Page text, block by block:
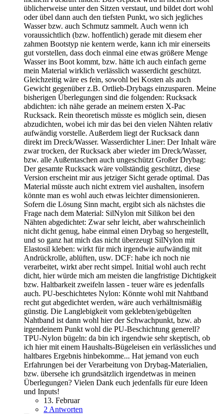
üblicherweise unter den Sitzen verstaut, und bildet dort wohl
oder übel dann auch den tiefsten Punkt, wo sich jegliches
Wasser bzw. auch Schmutz sammelt. Auch wenn ich
voraussichtlich (bzw. hoffentlich) gerade mit diesem eher
zahmen Bootstyp nie kentern werde, kann ich mir einerseits
gut vorstellen, dass doch einmal eine etwas größere Menge
Wasser ins Boot kommt, bzw. hätte ich auch einfach gerne
mein Material wirklich verlässlich wasserdicht geschützt.
Gleichzeitig wäre es fein, sowohl bei Kosten als auch
Gewicht gegenüber z.B. Ortlieb-Drybags einzusparen. Meine
bisherigen Überlegungen sind die folgenden: Rucksack
abdichten: ich nähe gerade an meinem ersten X-Pac
Rucksack. Rein theoretisch müsste es möglich sein, diesen
abzudichten, wobei ich mir das bei den vielen Nähten relativ
aufwändig vorstelle. Außerdem liegt der Rucksack dann
direkt im Dreck/Wasser. Wasserdichter Liner: Der Inhalt wäre
zwar trocken, der Rucksack aber wieder im Dreck/Wasser,
bzw. alle Außentaschen auch ungeschützt Großer Drybag:
Der gesamte Rucksack wäre vollständig geschützt, diese
Version erscheint mir aus jetziger Sicht gerade optimal. Das
Material müsste auch nicht extrem viel aushalten, insofern
könnte man es wohl auch etwas leichter dimensionieren.
Sofern die Lösung Sinn macht, ergibt sich als nächstes die
Frage nach dem Material: SilNylon mit Silikon bei den
Nähten abgedichtet: Zwar sehr leicht, aber wahrscheinlich
nicht dicht genug, habe einmal einen Drybag so hergestellt,
und so ganz hat mich das nicht überzeugt SilNylon mit
Elastosil kleben: wirkt für mich irgendwie aufwändig mit
Andrückrolle, ablüften, usw. DCF: habe ich noch nie
verarbeitet, wirkt aber recht simpel. Initial wohl auch recht
dicht, hier würde mich am meisten die langfristige Dichtigkeit
bzw. Haltbarkeit zweifeln lassen - teuer wäre es jedenfalls
auch. PU-beschichtetes Nylon: Könnte wohl mit Nahtband
recht gut abgedichtet werden, wäre auch verhältnismäßig
günstig. Die Langlebigkeit vom geklebten/gebügelten
Nahtband ist dann wohl hier der Schwachpunkt, bzw. ab
irgendeinem Punkt wohl die PU-Beschichtung generell?
TPU-Nylon bügeln: da bin ich irgendwie sehr skeptisch, ob
ich hier mit einem Haushalts-Bügeleisen ein verlässliches und
haltbares Ergebnis hinbekomme... Hat jemand von euch
Erfahrungen bei der Verarbeitung von Drybag-Materialien,
bzw. übersehe ich grundsätzlich irgendetwas in meinen
Überlegungen? Vielen Dank euch jedenfalls für eure Ideen
und Inputs!
13. Februar
2 Antworten